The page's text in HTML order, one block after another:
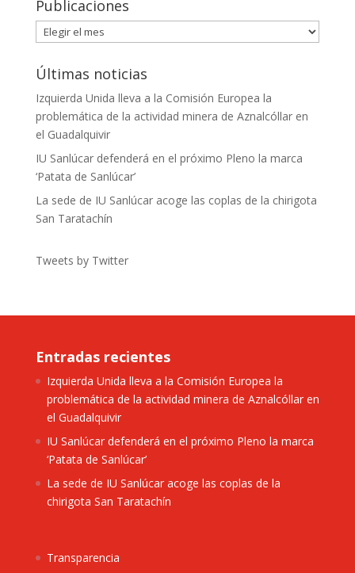
Publicaciones
Publicaciones
Últimas noticias
Izquierda Unida lleva a la Comisión Europea la
problemática de la actividad minera de Aznalcóllar en
el Guadalquivir
IU Sanlúcar defenderá en el próximo Pleno la marca
‘Patata de Sanlúcar’
La sede de IU Sanlúcar acoge las coplas de la chirigota
San Taratachín
Tweets by Twitter
Entradas recientes
Izquierda Unida lleva a la Comisión Europea la
problemática de la actividad minera de Aznalcóllar en
el Guadalquivir
IU Sanlúcar defenderá en el próximo Pleno la marca
‘Patata de Sanlúcar’
La sede de IU Sanlúcar acoge las coplas de la
chirigota San Taratachín
Transparencia